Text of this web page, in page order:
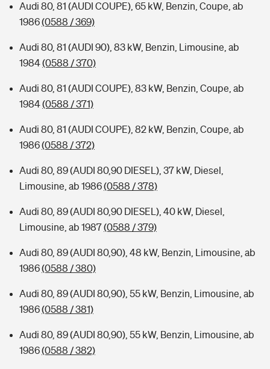
Audi 80, 81 (AUDI COUPE), 65 kW, Benzin, Coupe, ab
1986(0588 / 369)
Audi 80, 81 (AUDI 90), 83 kW, Benzin, Limousine, ab
1984(0588 / 370)
Audi 80, 81 (AUDI COUPE), 83 kW, Benzin, Coupe, ab
1984(0588 / 371)
Audi 80, 81 (AUDI COUPE), 82 kW, Benzin, Coupe, ab
1986(0588 / 372)
Audi 80, 89 (AUDI 80,90 DIESEL), 37 kW, Diesel,
Limousine, ab 1986(0588 / 378)
Audi 80, 89 (AUDI 80,90 DIESEL), 40 kW, Diesel,
Limousine, ab 1987(0588 / 379)
Audi 80, 89 (AUDI 80,90), 48 kW, Benzin, Limousine, ab
1986(0588 / 380)
Audi 80, 89 (AUDI 80,90), 55 kW, Benzin, Limousine, ab
1986(0588 / 381)
Audi 80, 89 (AUDI 80,90), 55 kW, Benzin, Limousine, ab
1986(0588 / 382)